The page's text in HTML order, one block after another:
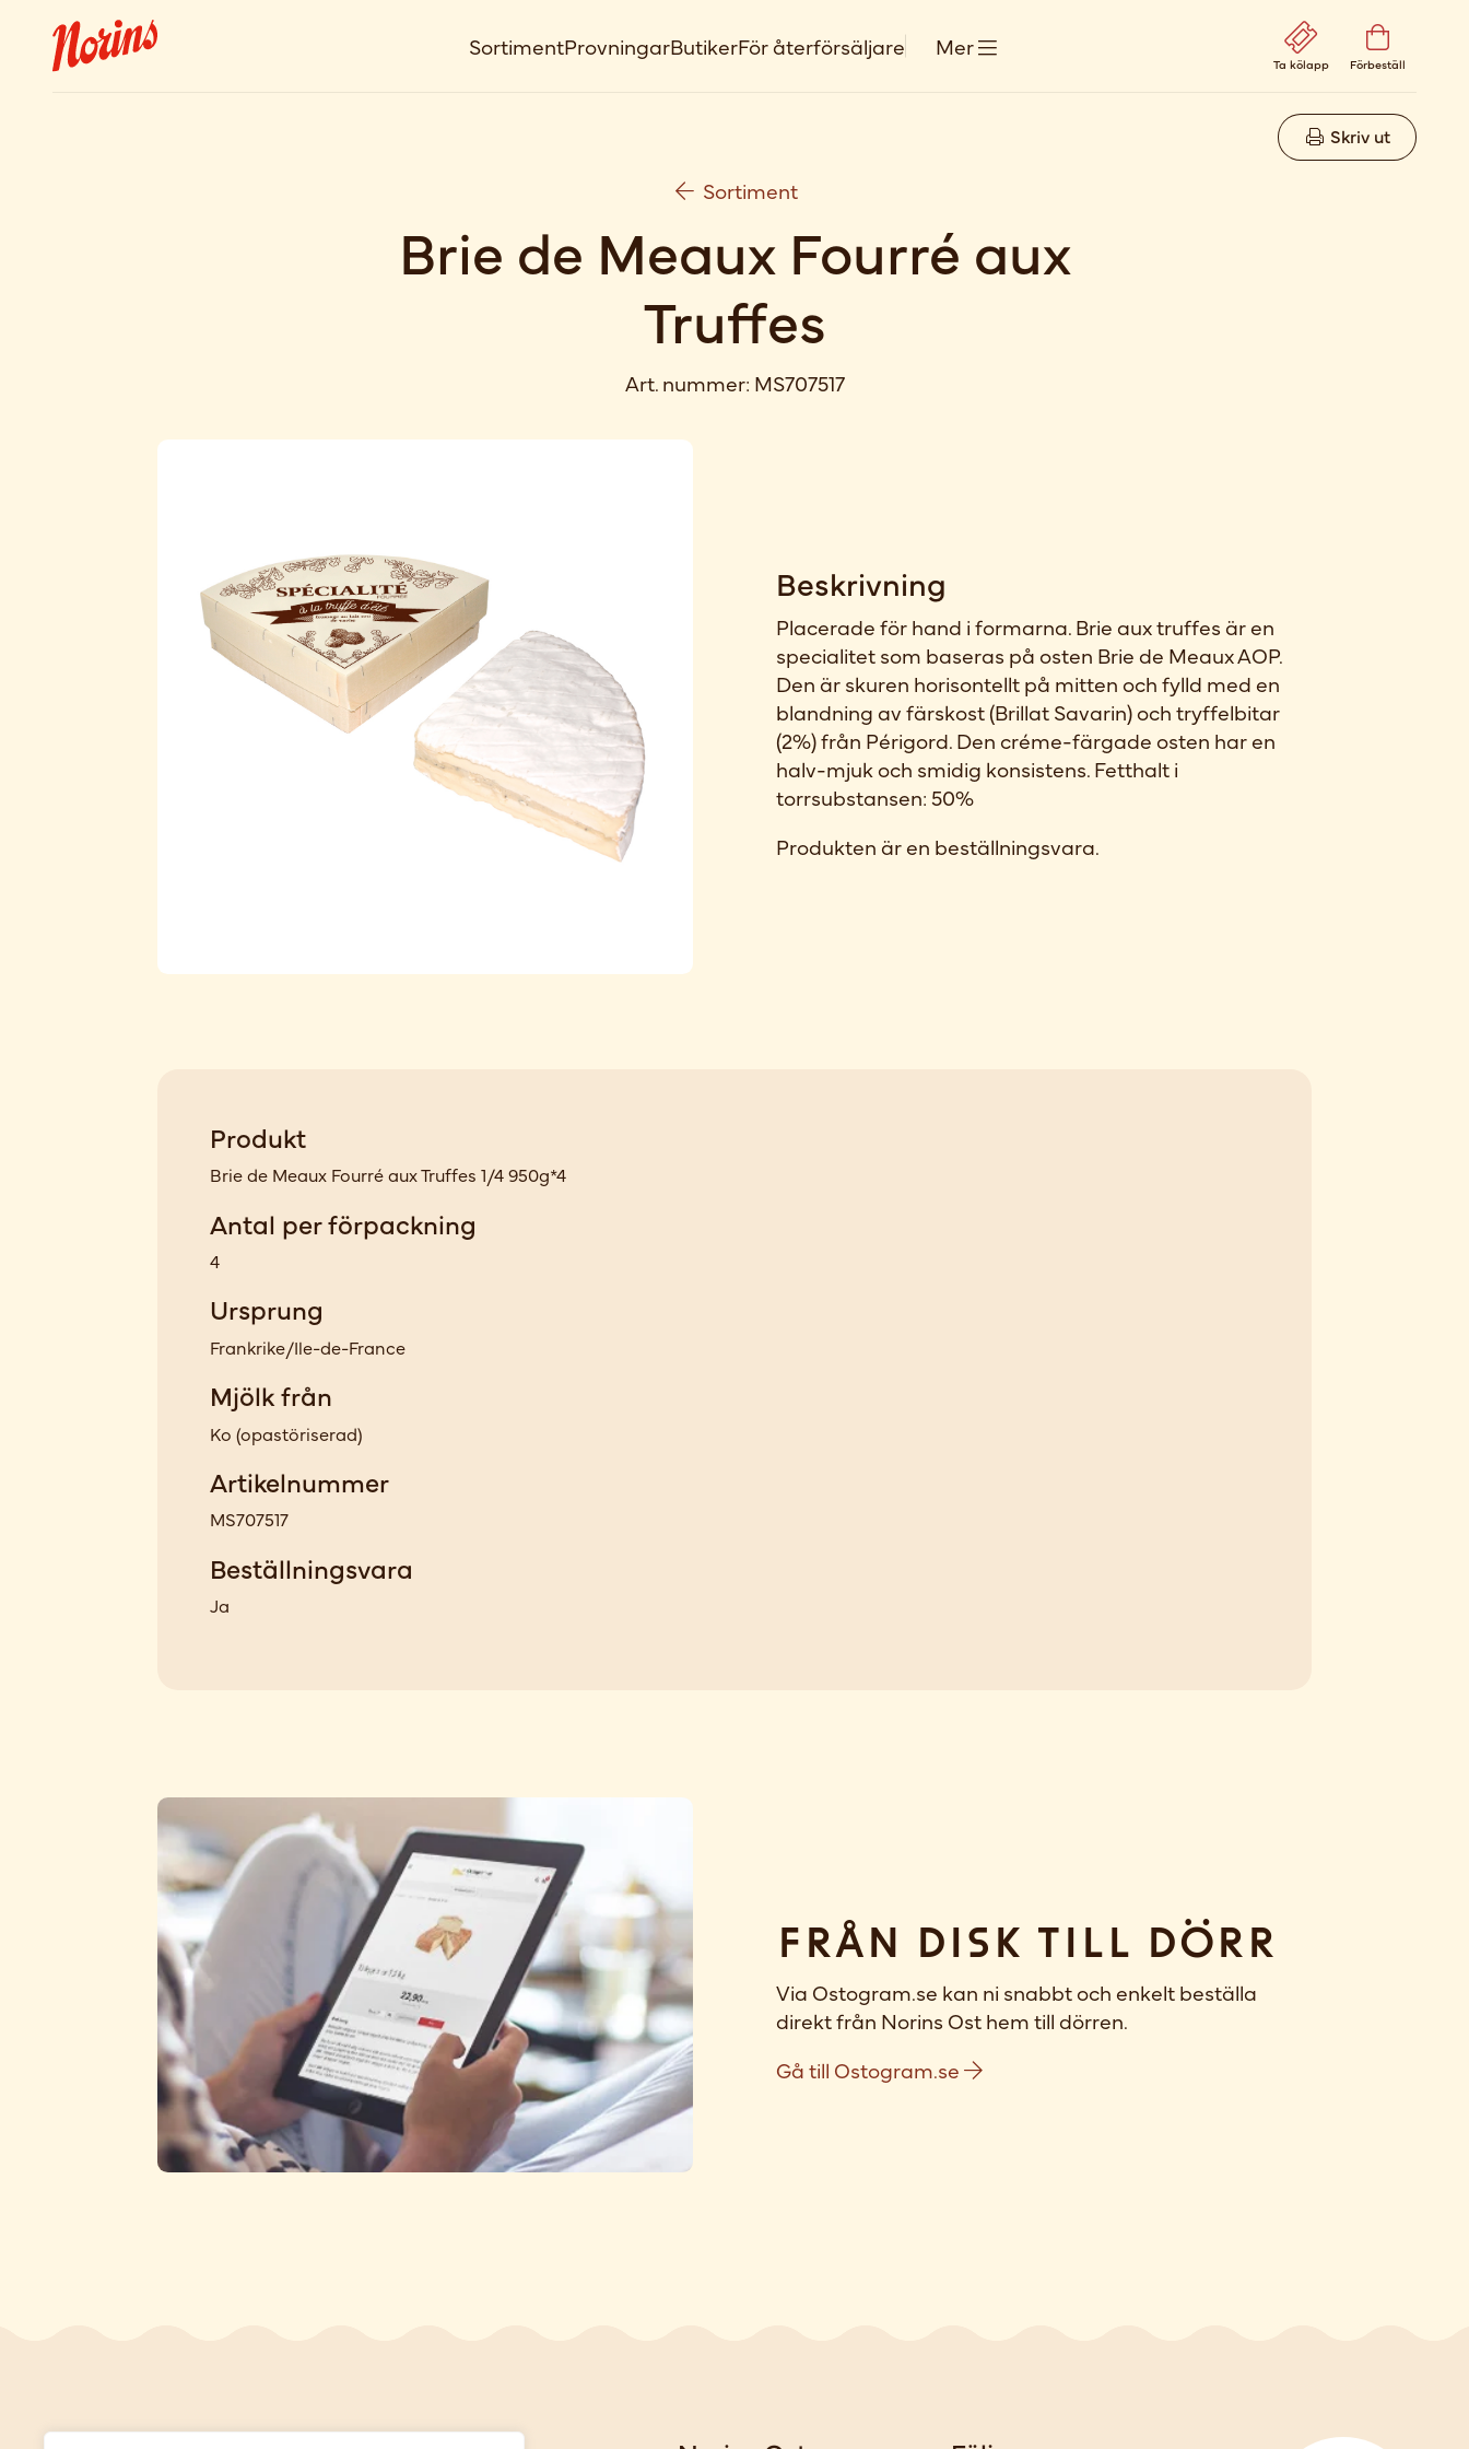
SortimentProvningarButikerFör återförsäljare Mer
Ta kölapp Förbeställ
Skriv ut
Sortiment
Brie de Meaux Fourré aux
Truffes
Art. nummer: MS707517
Beskrivning
Placerade för hand i formarna. Brie aux truffes är en
specialitet som baseras på osten Brie de Meaux AOP.
Den är skuren horisontellt på mitten och fylld med en
blandning av färskost (Brillat Savarin) och tryffelbitar
(2%) från Périgord. Den créme-färgade osten har en
halv-mjuk och smidig konsistens. Fetthalt i
torrsubstansen: 50%
Produkten är en beställningsvara.
Produkt
Brie de Meaux Fourré aux Truffes 1/4 950g*4
Antal per förpackning
4
Ursprung
Frankrike/Ile-de-France
Mjölk från
Ko (opastöriserad)
Artikelnummer
MS707517
Beställningsvara
Ja
Från disk till dörr
Via Ostogram.se kan ni snabbt och enkelt beställa
direkt från Norins Ost hem till dörren.
Gå till Ostogram.se